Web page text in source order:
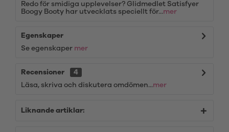
Redo för smidiga upplevelser? Glidmedlet Satisfyer
Boogy Booty har utvecklats speciellt för...mer
Egenskaper
Se egenskaper mer
Recensioner
4
Läsa, skriva och diskutera omdömen...mer
Liknande artiklar: